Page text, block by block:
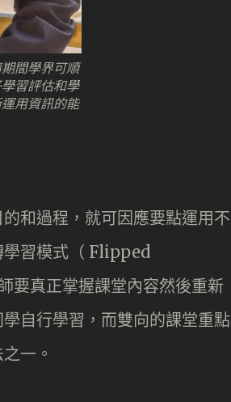
間學界可順
習評估和學
用資訊的能
和過程，就可因應要點運用不
學習模式（ Flipped
要真正掌握課堂內容然後重新
自行學習，而雙向的課堂重點
一。